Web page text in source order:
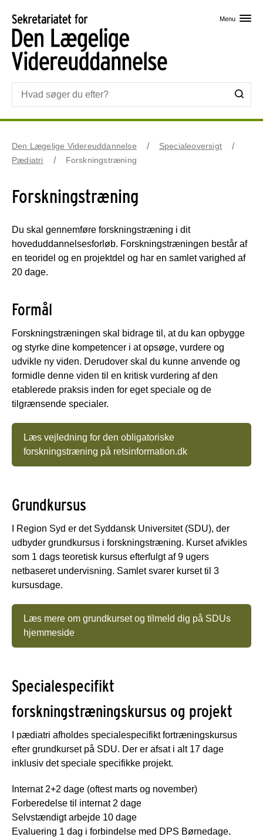
Menu
Den Lægelige Videreuddannelse
Specialeoversigt
Pædiatri
Forskningstræning
Forskningstræning
Du skal gennemføre forskningstræning i dit
hoveduddannelsesforløb. Forskningstræningen består af
en teoridel og en projektdel og har en samlet varighed af
20 dage.
Formål
Forskningstræningen skal bidrage til, at du kan opbygge
og styrke dine kompetencer i at opsøge, vurdere og
udvikle ny viden. Derudover skal du kunne anvende og
formidle denne viden til en kritisk vurdering af den
etablerede praksis inden for eget speciale og de
tilgrænsende specialer.
Læs vejledning for den obligatoriske
forskningstræning på retsinformation.dk
Grundkursus
I Region Syd er det Syddansk Universitet (SDU), der
udbyder grundkursus i forskningstræning. Kurset afvikles
som 1 dags teoretisk kursus efterfulgt af 9 ugers
netbaseret undervisning. Samlet svarer kurset til 3
kursusdage.
Læs mere om grundkurset og tilmeld dig på SDUs
hjemmeside
Specialespecifikt
forskningstræningskursus og projekt
I pædiatri afholdes specialespecifikt fortræningskursus
efter grundkurset på SDU. Der er afsat i alt 17 dage
inklusiv det speciale specifikke projekt.
Internat 2+2 dage (oftest marts og november)
Forberedelse til internat 2 dage
Selvstændigt arbejde 10 dage
Evaluering 1 dag i forbindelse med DPS Børnedage.